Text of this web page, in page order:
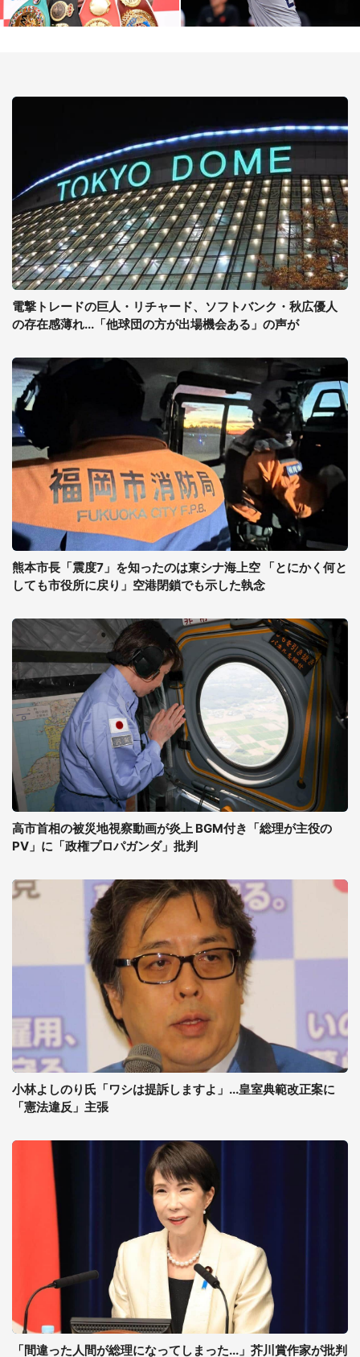
電撃トレードの巨人・リチャード、ソフトバンク・秋広優人
の存在感薄れ...「他球団の方が出場機会ある」の声が
熊本市長「震度7」を知ったのは東シナ海上空 「とにかく何と
しても市役所に戻り」空港閉鎖でも示した執念
高市首相の被災地視察動画が炎上 BGM付き「総理が主役の
PV」に「政権プロパガンダ」批判
小林よしのり氏「ワシは提訴しますよ」...皇室典範改正案に
「憲法違反」主張
「間違った人間が総理になってしまった...」芥川賞作家が批判